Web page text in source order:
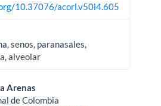
10.37076/acorl.v50i4.605
senos, paranasales,
alveolar
Arenas
de Colombia